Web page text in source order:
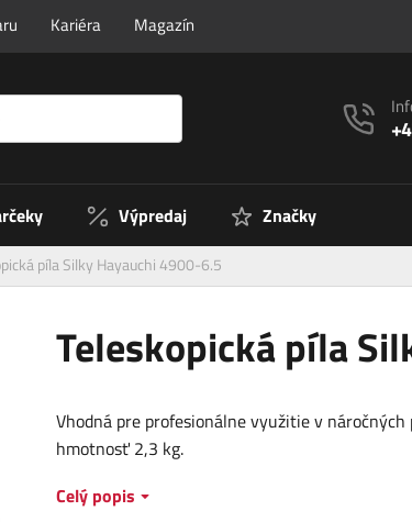
Kariéra Magazín
Výpredaj Značky
píla Silky Hayauchi 4900-6.5
Teleskopická píla
Vhodná pre profesionálne využitie v náročných
hmotnosť 2,3 kg.
Celý popis